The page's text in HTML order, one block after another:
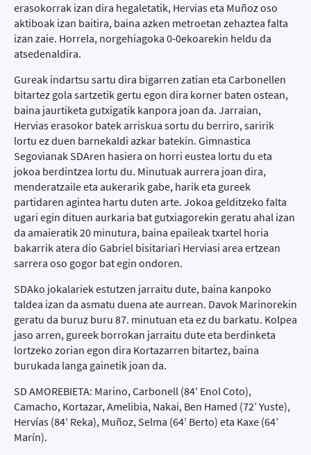
erasokorrak izan dira hegaletatik, Hervias eta Muñoz oso
aktiboak izan baitira, baina azken metroetan zehaztea falta
izan zaie. Horrela, norgehiagoka 0-0ekoarekin heldu da
atsedenaldira.
Gureak indartsu sartu dira bigarren zatian eta Carbonellen
bitartez gola sartzetik gertu egon dira korner baten ostean,
baina jaurtiketa gutxigatik kanpora joan da. Jarraian,
Hervias erasokor batek arriskua sortu du berriro, saririk
lortu ez duen barnekaldi azkar batekin. Gimnastica
Segovianak SDAren hasiera on horri eustea lortu du eta
jokoa berdintzea lortu du. Minutuak aurrera joan dira,
menderatzaile eta aukerarik gabe, harik eta gureek
partidaren agintea hartu duten arte. Jokoa gelditzeko falta
ugari egin dituen aurkaria bat gutxiagorekin geratu ahal izan
da amaieratik 20 minutura, baina epaileak txartel horia
bakarrik atera dio Gabriel bisitariari Herviasi area ertzean
sarrera oso gogor bat egin ondoren.
SDAko jokalariek estutzen jarraitu dute, baina kanpoko
taldea izan da asmatu duena ate aurrean. Davok Marinorekin
geratu da buruz buru 87. minutuan eta ez du barkatu. Kolpea
jaso arren, gureek borrokan jarraitu dute eta berdinketa
lortzeko zorian egon dira Kortazarren bitartez, baina
burukada langa gainetik joan da.
SD AMOREBIETA: Marino, Carbonell (84′ Enol Coto),
Camacho, Kortazar, Amelibia, Nakai, Ben Hamed (72’ Yuste),
Hervías (84′ Reka), Muñoz, Selma (64’ Berto) eta Kaxe (64’
Marín).